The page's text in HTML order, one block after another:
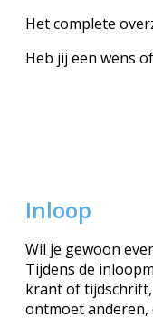
Het complete
Heb jij een wens
Inloop
Wil je gewoon
Tijdens de
krant of tijdschrift,
ontmoet anderen,